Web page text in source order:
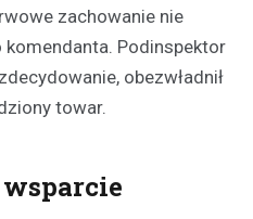
zachowanie nie
komendanta. Podinspektor
obezwładnił
towar.